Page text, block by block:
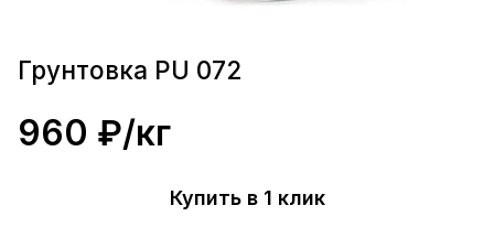
Грунтовка PU 072
960 ₽/кг
Купить в 1 клик